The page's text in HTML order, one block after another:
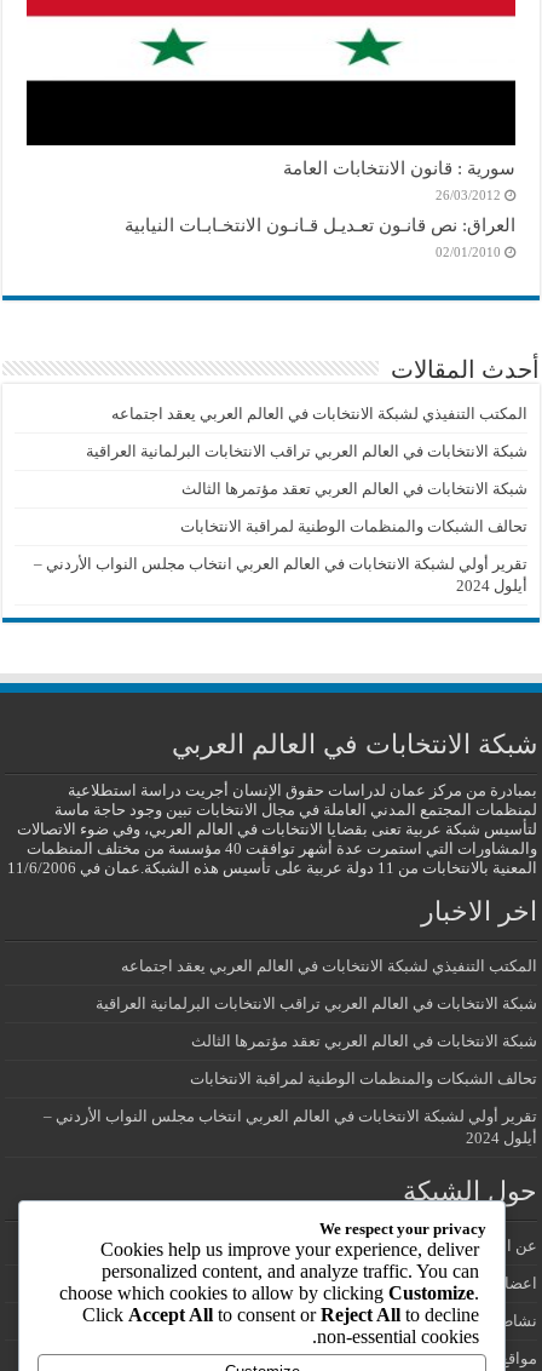
سورية : قانون الانتخابات العامة
26/03/2012
العراق: نص قانـون تعـديـل قـانـون الانتخـابـات النيابية
02/01/2010
أحدث المقالات
المكتب التنفيذي لشبكة الانتخابات في العالم العربي يعقد اجتماعه
شبكة الانتخابات في العالم العربي تراقب الانتخابات البرلمانية العراقية
شبكة الانتخابات في العالم العربي تعقد مؤتمرها الثالث
تحالف الشبكات والمنظمات الوطنية لمراقبة الانتخابات
تقرير أولي لشبكة الانتخابات في العالم العربي انتخاب مجلس النواب الأردني –
أيلول 2024
شبكة الانتخابات في العالم العربي
بمبادرة من مركز عمان لدراسات حقوق الإنسان أجريت دراسة استطلاعية
لمنظمات المجتمع المدني العاملة في مجال الانتخابات تبين وجود حاجة ماسة
لتأسيس شبكة عربية تعنى بقضايا الانتخابات في العالم العربي، وفي ضوء الاتصالات
والمشاورات التي استمرت عدة أشهر توافقت 40 مؤسسة من مختلف المنظمات
المعنية بالانتخابات من 11 دولة عربية على تأسيس هذه الشبكة.عمان في 11/6/2006
اخر الاخبار
المكتب التنفيذي لشبكة الانتخابات في العالم العربي يعقد اجتماعه
شبكة الانتخابات في العالم العربي تراقب الانتخابات البرلمانية العراقية
شبكة الانتخابات في العالم العربي تعقد مؤتمرها الثالث
تحالف الشبكات والمنظمات الوطنية لمراقبة الانتخابات
تقرير أولي لشبكة الانتخابات في العالم العربي انتخاب مجلس النواب الأردني –
أيلول 2024
حول الشبكة
عن الشبكة
اعضاء شبكة الانتخابات في العالم العربي
نشاطات الشبكة
مواقع انتخابية
We respect your privacy
Cookies help us improve your experience, deliver
personalized content, and analyze traffic. You can
choose which cookies to allow by clickingCustomize.
Click Accept All to consent orReject All to decline
non-essential cookies.